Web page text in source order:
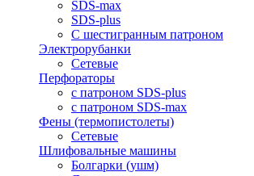
SDS-max
SDS-plus
С шестигранным патроном
Электрорубанки
Сетевые
Перфораторы
с патроном SDS-plus
с патроном SDS-max
Фены (термопистолеты)
Сетевые
Шлифовальные машины
Болгарки (ушм)